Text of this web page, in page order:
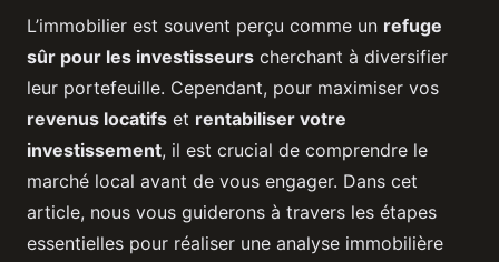
L’immobilier est souvent perçu comme un refuge
sûr pour les investisseurs cherchant à diversifier
leur portefeuille. Cependant, pour maximiser vos
revenus locatifs et rentabiliser votre
investissement, il est crucial de comprendre le
marché local avant de vous engager. Dans cet
article, nous vous guiderons à travers les étapes
essentielles pour réaliser une analyse immobilière